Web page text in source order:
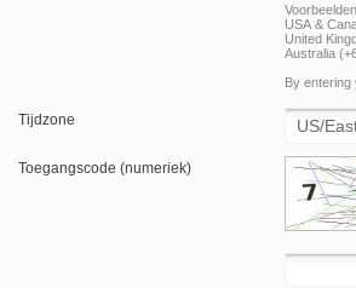
USA &
United
Australia
By entering
Tijdzone
Toegangscode (numeriek)